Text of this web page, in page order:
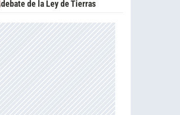
debate de la Ley de Tierras